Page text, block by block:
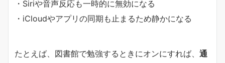
・Siriや音声反応も一時的に無効になる
・iCloudやアプリの同期も止まるため静かになる
たとえば、図書館で勉強するときにオンにすれば、 通